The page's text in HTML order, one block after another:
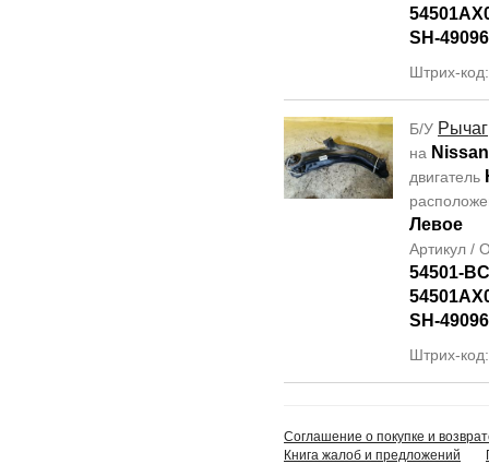
SH-
Штрих-
Б/У Рычаг
на
двигатель
Левое
Артикул /
54501-
SH-
Штрих-
Соглашение о покупке и
Книга жалоб и предложений